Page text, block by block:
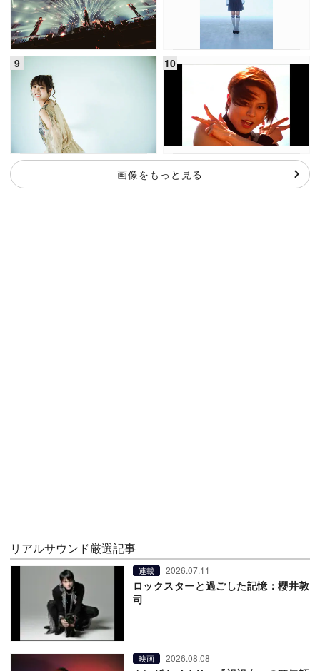
画像をもっと見る
リアルサウンド厳選記事
連載 2026.07.11
ロックスターと過ごした記憶：櫻井敦
司
映画 2026.08.08